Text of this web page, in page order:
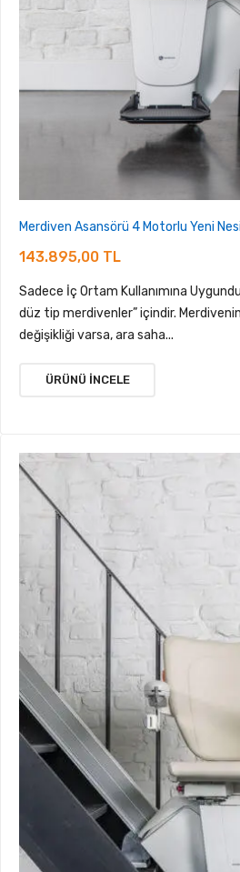
Merdiven Asansörü 4 Motorlu Yeni
143.895,00 TL
Sadece İç Ortam Kullanımına
düz tip merdivenler” içindir.
değişikliği varsa, ara saha...
ÜRÜNÜ İNCELE